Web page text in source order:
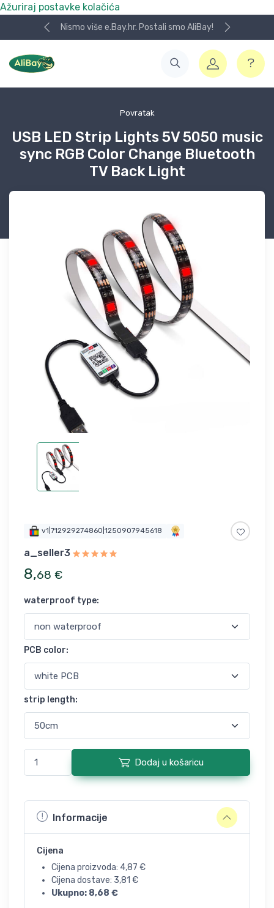
Ažuriraj postavke kolačića
Nismo više e.Bay.hr. Postali smo AliBay!
Povratak
USB LED Strip Lights 5V 5050 music
sync RGB Color Change Bluetooth
TV Back Light
v1|712929274860|1250907945618
a_seller3
8,68 €
waterproof type:
PCB color:
strip length:
Dodaj u košaricu
Informacije
Cijena
Cijena proizvoda: 4,87 €
Cijena dostave: 3,81 €
Ukupno: 8,68 €